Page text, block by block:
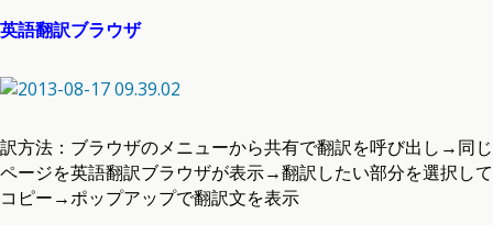
英語翻訳ブラウザ
訳方法：ブラウザのメニューから共有で翻訳を呼び出し→同じ
ページを英語翻訳ブラウザが表示→翻訳したい部分を選択して
コピー→ポップアップで翻訳文を表示